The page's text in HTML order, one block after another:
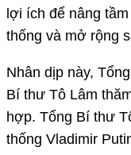
lợi ích để nâng
thống và mở rộng
Nhân dịp này,
Bí thư Tô Lâm
hợp. Tổng Bí thư
thống Vladimir